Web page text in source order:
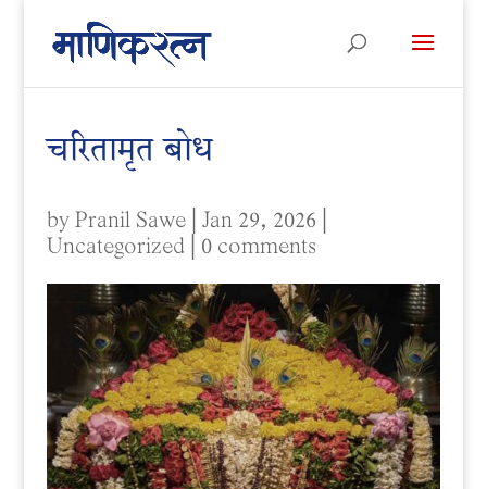
चरितामृत बोध
byPranil Sawe| Jan 29, 2026
Uncategorized 0 comments